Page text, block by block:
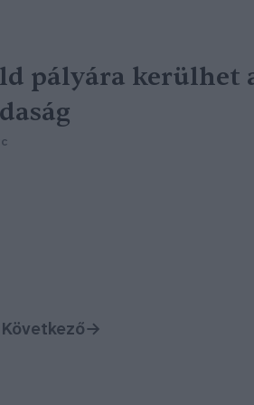
pályára kerülhet
Következő→